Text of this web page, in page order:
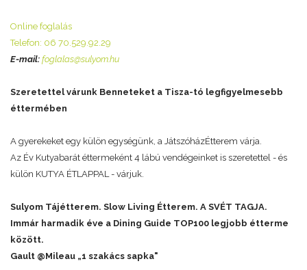
Online foglalás
Telefon: 06 70.529.92.29
E-mail: foglalas@sulyom.hu
Szeretettel várunk Benneteket a Tisza-tó legfigyelmesebb
éttermében
A gyerekeket egy külön egységünk, a JátszóházÉtterem várja.
Az Év Kutyabarát éttermeként 4 lábú vendégeinket is szeretettel - és
külön KUTYA ÉTLAPPAL - várjuk.
Sulyom Tájétterem. Slow Living Étterem. A SVÉT TAGJA.
Immár harmadik éve a Dining Guide TOP100 legjobb étterme
között.
Gault @Mileau „1 szakács sapka"